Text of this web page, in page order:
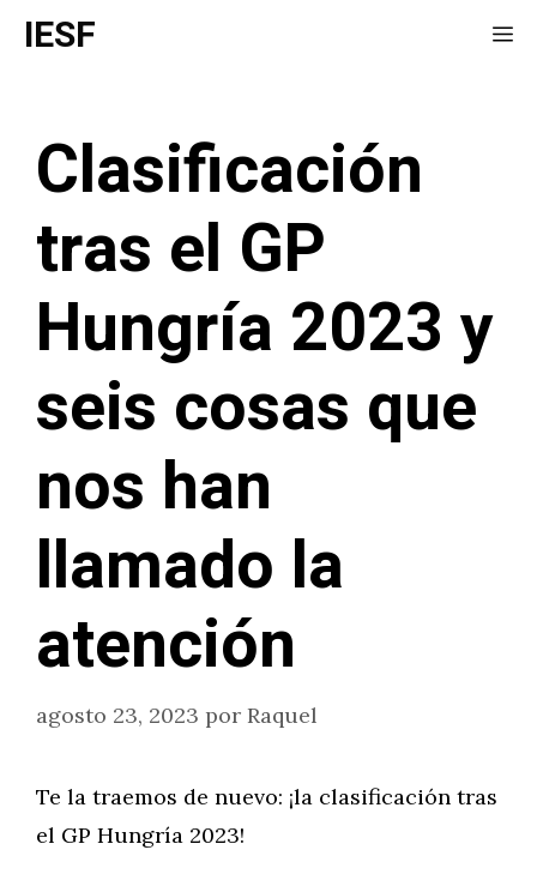
Saltar
IESF
Clasificación
tras el GP
Hungría 2023 y
seis cosas que
nos han
llamado la
atención
agosto 23, 2023 por Raquel
Te la traemos de nuevo: ¡la clasificación tras
el GP Hungría 2023!